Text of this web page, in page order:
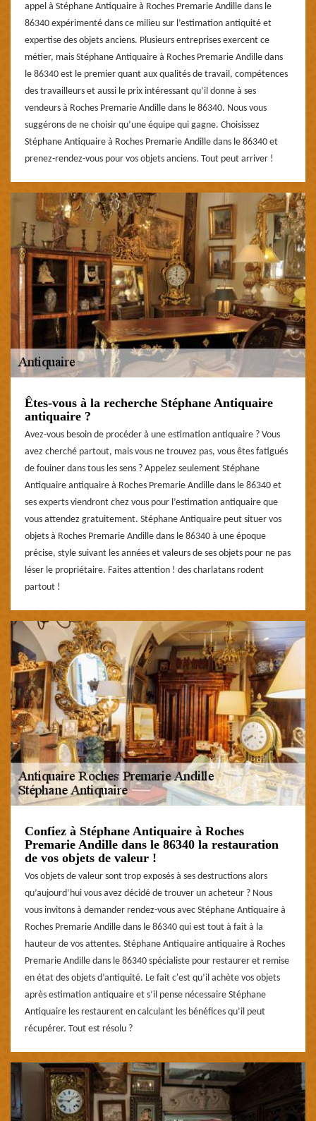
appel à Stéphane Antiquaire à Roches Premarie Andille dans le
86340 expérimenté dans ce milieu sur l’estimation antiquité et
expertise des objets anciens. Plusieurs entreprises exercent ce
métier, mais Stéphane Antiquaire à Roches Premarie Andille dans
le 86340 est le premier quant aux qualités de travail, compétences
des travailleurs et aussi le prix intéressant qu’il donne à ses
vendeurs à Roches Premarie Andille dans le 86340. Nous vous
suggérons de ne choisir qu’une équipe qui gagne. Choisissez
Stéphane Antiquaire à Roches Premarie Andille dans le 86340 et
prenez-rendez-vous pour vos objets anciens. Tout peut arriver !
Êtes-vous à la recherche Stéphane Antiquaire
antiquaire ?
Avez-vous besoin de procéder à une estimation antiquaire ? Vous
avez cherché partout, mais vous ne trouvez pas, vous êtes fatigués
de fouiner dans tous les sens ? Appelez seulement Stéphane
Antiquaire antiquaire à Roches Premarie Andille dans le 86340 et
ses experts viendront chez vous pour l’estimation antiquaire que
vous attendez gratuitement. Stéphane Antiquaire peut situer vos
objets à Roches Premarie Andille dans le 86340 à une époque
précise, style suivant les années et valeurs de ses objets pour ne pas
léser le propriétaire. Faites attention ! des charlatans rodent
partout !
Confiez à Stéphane Antiquaire à Roches
Premarie Andille dans le 86340 la restauration
de vos objets de valeur !
Vos objets de valeur sont trop exposés à ses destructions alors
qu’aujourd’hui vous avez décidé de trouver un acheteur ? Nous
vous invitons à demander rendez-vous avec Stéphane Antiquaire à
Roches Premarie Andille dans le 86340 qui est tout à fait à la
hauteur de vos attentes. Stéphane Antiquaire antiquaire à Roches
Premarie Andille dans le 86340 spécialiste pour restaurer et remise
en état des objets d’antiquité. Le fait c'est qu’il achète vos objets
après estimation antiquaire et s’il pense nécessaire Stéphane
Antiquaire les restaurent en calculant les bénéfices qu’il peut
récupérer. Tout est résolu ?